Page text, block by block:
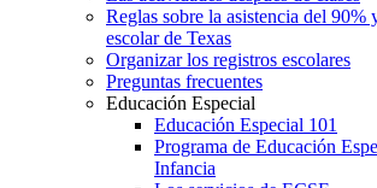
Reglas sobre la asistencia del 90%
escolar de Texas
Organizar los registros escolares
Preguntas frecuentes
Educación Especial
Educación Especial 101
Programa de Educación
Infancia